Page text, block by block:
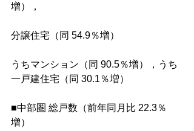
増），
分譲住宅（同 54.9％増）
うちマンション（同 90.5％増），うち
一戸建住宅（同 30.1％増）
■中部圏 総戸数（前年同月比 22.3％
増）